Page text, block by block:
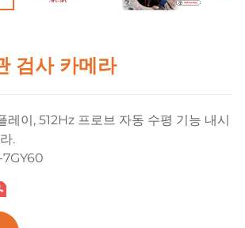
검사 카메라
이, 512Hz 프로브 자동 수평 기능 내시
.
7GY60